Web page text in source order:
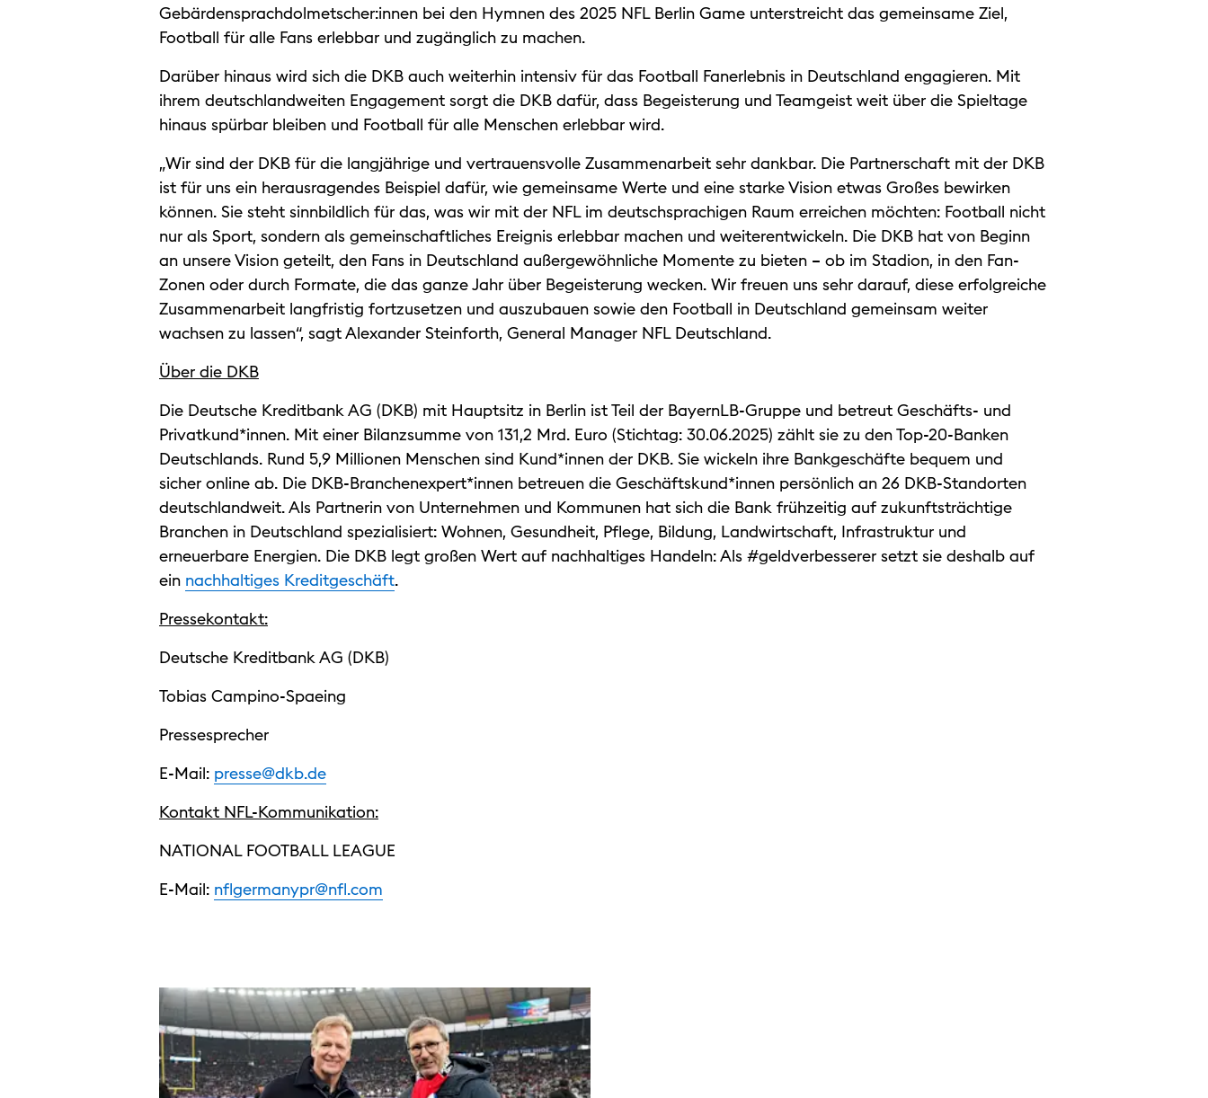
Gebärdensprachdolmetscher:innen bei den Hymnen des 2025 NFL Berlin Game unterstreicht das gemeinsame Ziel,
Football für alle Fans erlebbar und zugänglich zu machen.
Darüber hinaus wird sich die DKB auch weiterhin intensiv für das Football Fanerlebnis in Deutschland engagieren. Mit
ihrem deutschlandweiten Engagement sorgt die DKB dafür, dass Begeisterung und Teamgeist weit über die Spieltage
hinaus spürbar bleiben und Football für alle Menschen erlebbar wird.
„Wir sind der DKB für die langjährige und vertrauensvolle Zusammenarbeit sehr dankbar. Die Partnerschaft mit der DKB
ist für uns ein herausragendes Beispiel dafür, wie gemeinsame Werte und eine starke Vision etwas Großes bewirken
können. Sie steht sinnbildlich für das, was wir mit der NFL im deutschsprachigen Raum erreichen möchten: Football nicht
nur als Sport, sondern als gemeinschaftliches Ereignis erlebbar machen und weiterentwickeln. Die DKB hat von Beginn
an unsere Vision geteilt, den Fans in Deutschland außergewöhnliche Momente zu bieten – ob im Stadion, in den Fan-
Zonen oder durch Formate, die das ganze Jahr über Begeisterung wecken. Wir freuen uns sehr darauf, diese erfolgreiche
Zusammenarbeit langfristig fortzusetzen und auszubauen sowie den Football in Deutschland gemeinsam weiter
wachsen zu lassen“, sagt Alexander Steinforth, General Manager NFL Deutschland.
Über die DKB
Die Deutsche Kreditbank AG (DKB) mit Hauptsitz in Berlin ist Teil der BayernLB-Gruppe und betreut Geschäfts- und
Privatkund*innen. Mit einer Bilanzsumme von 131,2 Mrd. Euro (Stichtag: 30.06.2025) zählt sie zu den Top-20-Banken
Deutschlands. Rund 5,9 Millionen Menschen sind Kund*innen der DKB. Sie wickeln ihre Bankgeschäfte bequem und
sicher online ab. Die DKB-Branchenexpert*innen betreuen die Geschäftskund*innen persönlich an 26 DKB-Standorten
deutschlandweit. Als Partnerin von Unternehmen und Kommunen hat sich die Bank frühzeitig auf zukunftsträchtige
Branchen in Deutschland spezialisiert: Wohnen, Gesundheit, Pflege, Bildung, Landwirtschaft, Infrastruktur und
erneuerbare Energien. Die DKB legt großen Wert auf nachhaltiges Handeln: Als #geldverbesserer setzt sie deshalb auf
ein nachhaltiges Kreditgeschäft.
Pressekontakt:
Deutsche Kreditbank AG (DKB)
Tobias Campino-Spaeing
Pressesprecher
E-Mail: presse@dkb.de
Kontakt NFL-Kommunikation:
NATIONAL FOOTBALL LEAGUE
E-Mail: nflgermanypr@nfl.com